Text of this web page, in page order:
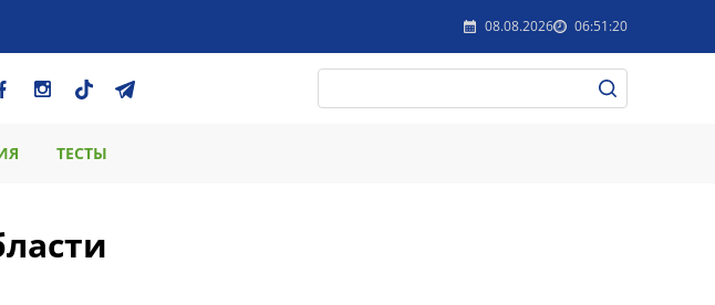
08.08.2026 06:51:20
ТЕСТЫ